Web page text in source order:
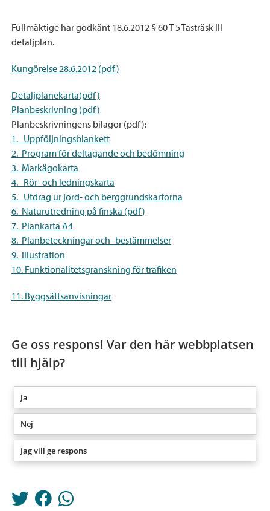
Fullmäktige har godkänt 18.6.2012 § 60 T 5 Tasträsk III
detaljplan.
Kungörelse 28.6.2012 (pdf)
Detaljplanekarta(pdf)
Planbeskrivning (pdf)
Planbeskrivningens bilagor (pdf):
1. Uppföljningsblankett
2. Program för deltagande och bedömning
3. Markägokarta
4. Rör- och ledningskarta
5. Utdrag ur jord- och berggrundskartorna
6. Naturutredning på finska (pdf)
7. Plankarta A4
8. Planbeteckningar och -bestämmelser
9. Illustration
10. Funktionalitetsgranskning för trafiken
11. Byggsättsanvisningar
Ge oss respons! Var den här webbplatsen
till hjälp?
Ja
Nej
Jag vill ge respons